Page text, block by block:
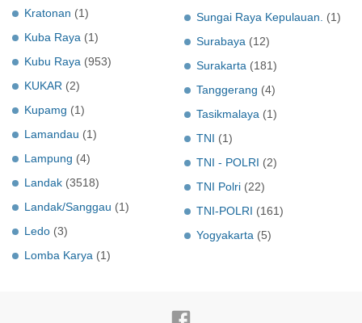
Kratonan (1)
Kuba Raya (1)
Kubu Raya (953)
KUKAR (2)
Kupamg (1)
Lamandau (1)
Lampung (4)
Landak (3518)
Landak/Sanggau (1)
Ledo (3)
Lomba Karya (1)
Sungai Raya Kepulauan.
(1)
Surabaya (12)
Surakarta (181)
Tanggerang (4)
Tasikmalaya (1)
TNI (1)
TNI - POLRI (2)
TNI Polri (22)
TNI-POLRI (161)
Yogyakarta (5)